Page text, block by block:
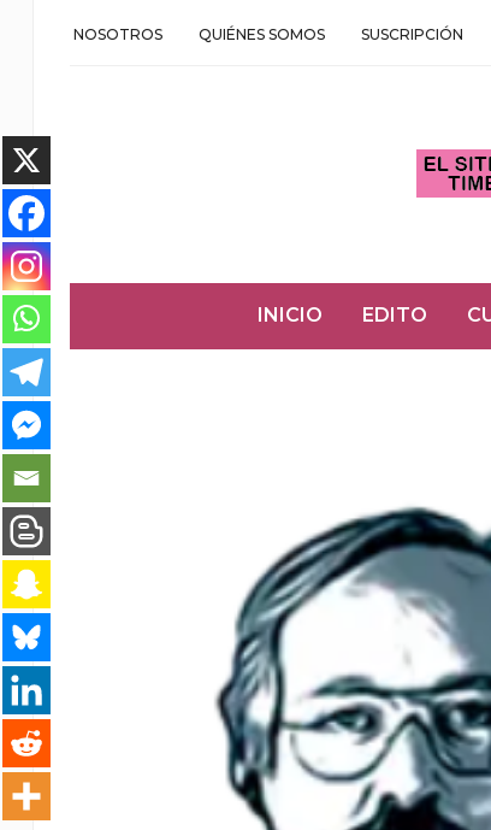
NOSOTROS QUIÉNES SOMOS SUSCRIPCIÓN
INICIO EDITO